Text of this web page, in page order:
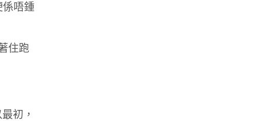
係唔鍾
住跑
初，